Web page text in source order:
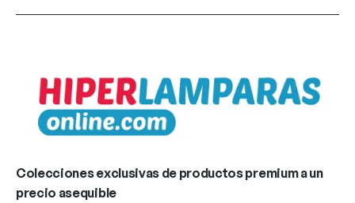
Colecciones exclusivas de productos premium a un
precio asequible